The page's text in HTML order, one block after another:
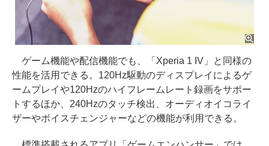
ゲーム機能や配信機能でも、「Xperia 1 IV」と同様の
性能を活用できる。120Hz駆動のディスプレイによるゲ
ームプレイや120Hzのハイフレームレート録画をサポー
トするほか、240Hzのタッチ検出、オーディオイコライ
ザーやボイスチェンジャーなどの機能が利用できる。